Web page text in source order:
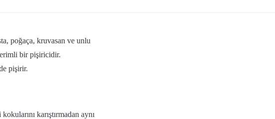
poğaça, kruvasan ve unlu
bir pişiricidir.
pişirir.
karıştırmadan aynı